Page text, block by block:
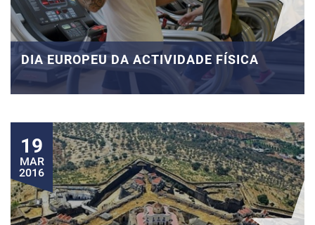
DIA EUROPEU DA ACTIVIDADE FÍSICA
19
MAR
2016